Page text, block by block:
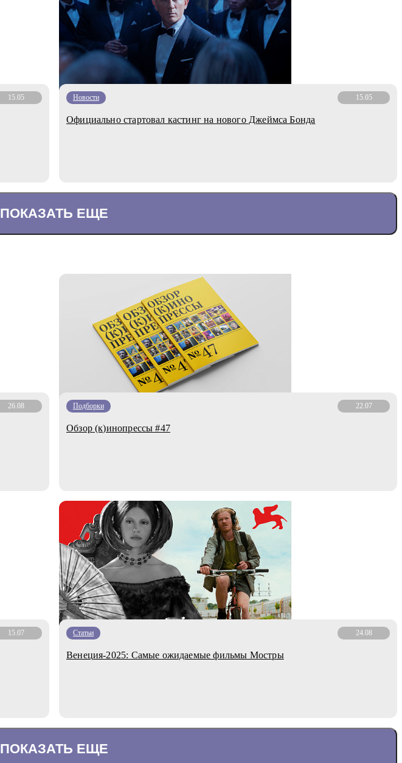
15.05 Новости 15.05
Официально стартовал кастинг на нового Джеймса Бонда
ПОКАЗАТЬ ЕЩЕ
26.08 Подборки 22.07
Обзор (к)инопрессы #47
15.07 Статьи 24.08
Венеция-2025: Самые ожидаемые фильмы Мостры
ПОКАЗАТЬ ЕЩЕ